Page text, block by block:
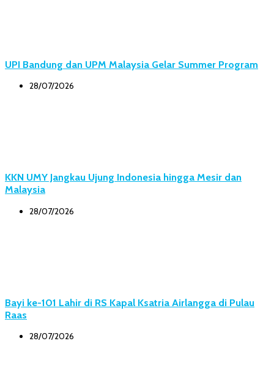
UPI Bandung dan UPM Malaysia Gelar Summer Program
28/07/2026
KKN UMY Jangkau Ujung Indonesia hingga Mesir dan
Malaysia
28/07/2026
Bayi ke-101 Lahir di RS Kapal Ksatria Airlangga di Pulau
Raas
28/07/2026